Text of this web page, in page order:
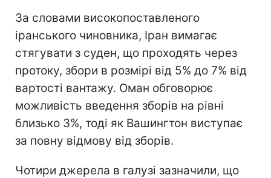
За словами високопоставленого
іранського чиновника, Іран вимагає
стягувати з суден, що проходять через
протоку, збори в розмірі від 5% до 7% від
вартості вантажу. Оман обговорює
можливість введення зборів на рівні
близько 3%, тоді як Вашингтон виступає
за повну відмову від зборів.
Чотири джерела в галузі зазначили, що